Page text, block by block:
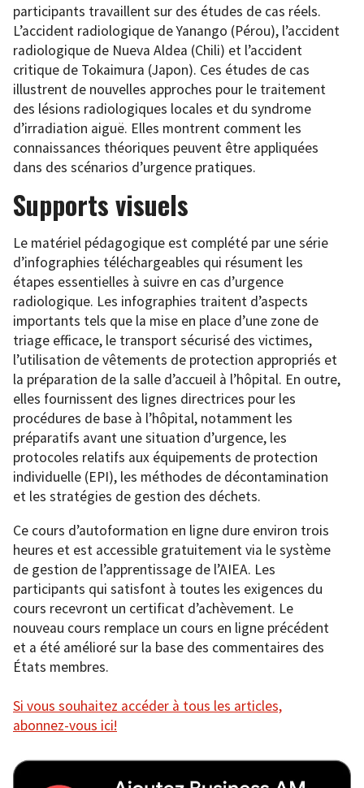
participants travaillent sur des études de cas réels.
L’accident radiologique de Yanango (Pérou), l’accident
radiologique de Nueva Aldea (Chili) et l’accident
critique de Tokaimura (Japon). Ces études de cas
illustrent de nouvelles approches pour le traitement
des lésions radiologiques locales et du syndrome
d’irradiation aiguë. Elles montrent comment les
connaissances théoriques peuvent être appliquées
dans des scénarios d’urgence pratiques.
Supports visuels
Le matériel pédagogique est complété par une série
d’infographies téléchargeables qui résument les
étapes essentielles à suivre en cas d’urgence
radiologique. Les infographies traitent d’aspects
importants tels que la mise en place d’une zone de
triage efficace, le transport sécurisé des victimes,
l’utilisation de vêtements de protection appropriés et
la préparation de la salle d’accueil à l’hôpital. En outre,
elles fournissent des lignes directrices pour les
procédures de base à l’hôpital, notamment les
préparatifs avant une situation d’urgence, les
protocoles relatifs aux équipements de protection
individuelle (EPI), les méthodes de décontamination
et les stratégies de gestion des déchets.
Ce cours d’autoformation en ligne dure environ trois
heures et est accessible gratuitement via le système
de gestion de l’apprentissage de l’AIEA. Les
participants qui satisfont à toutes les exigences du
cours recevront un certificat d’achèvement. Le
nouveau cours remplace un cours en ligne précédent
et a été amélioré sur la base des commentaires des
États membres.
Si vous souhaitez accéder à tous les articles,
abonnez-vous ici!